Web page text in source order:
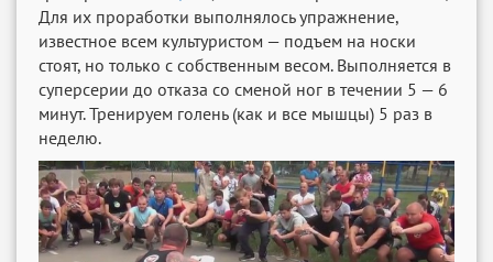
Для их проработки выполнялось упражнение,
известное всем культуристом — подъем на носки
стоят, но только с собственным весом. Выполняется в
суперсерии до отказа со сменой ног в течении 5 — 6
минут. Тренируем голень (как и все мышцы) 5 раз в
неделю.